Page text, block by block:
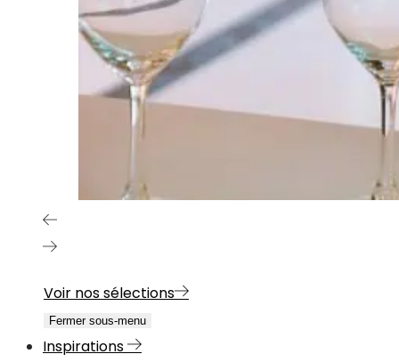
Voir nos sélections
Fermer sous-menu
Inspirations